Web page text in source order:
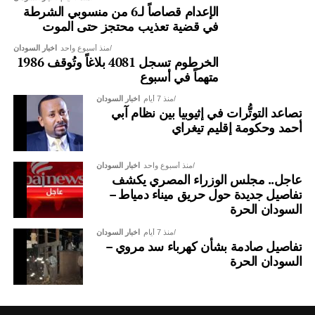
سفير السودان في تركيا في لقاء بحثي بمنصة دراسات الأمن
والسلام
كما استقبلت منصة دراسات الأمن والسلام (PSSP) في مقرها
بالعاصمة التركية أنقرة، سعادة السفير نادر يوسف الطيب، سفير
تناولت عددًا من القضايا المتعلقة بالعلاقات السودانية التركية،
الإعدام قصاصاً لـ6 من منسوبي الشرطة
في قضية تعذيب محتجز حتى الموت
اخبار السودان منذ أسبوع واحد
الخرطوم تسجل 4081 بلاغاً وتُوقف 1986
متهماً في أسبوع
اخبار السودان منذ 7 أيام
تصاعد التوتُّرات في إثيوبيا بين نظام آبي
أحمد وحكومة إقليم تيغراي
اخبار السودان منذ أسبوع واحد
عاجل.. مجلس الوزراء المصري يكشف
تفاصيل جديدة حول حريق ميناء دمياط –
السودان الحرة
اخبار السودان منذ 7 أيام
تفاصيل صادمة بشأن كهرباء سد مروي –
السودان الحرة